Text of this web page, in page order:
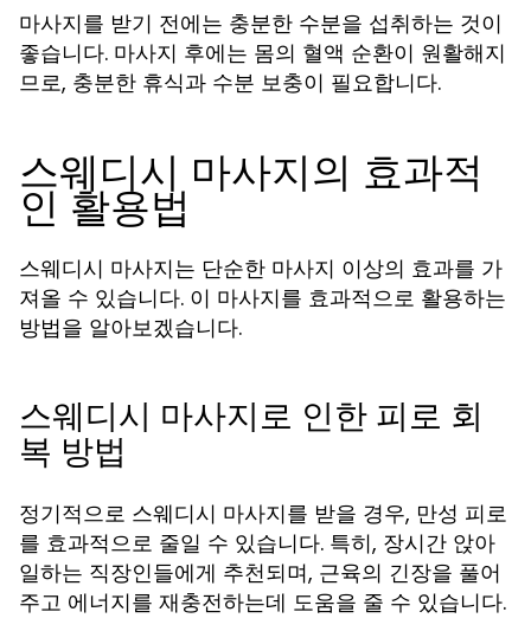
마사지를 받기 전에는 충분한 수분을 섭취하는 것이
좋습니다. 마사지 후에는 몸의 혈액 순환이 원활해지
므로, 충분한 휴식과 수분 보충이 필요합니다.
스웨디시 마사지의 효과적
인 활용법
스웨디시 마사지는 단순한 마사지 이상의 효과를 가
져올 수 있습니다. 이 마사지를 효과적으로 활용하는
방법을 알아보겠습니다.
스웨디시 마사지로 인한 피로 회
복 방법
정기적으로 스웨디시 마사지를 받을 경우, 만성 피로
를 효과적으로 줄일 수 있습니다. 특히, 장시간 앉아
일하는 직장인들에게 추천되며, 근육의 긴장을 풀어
주고 에너지를 재충전하는데 도움을 줄 수 있습니다.